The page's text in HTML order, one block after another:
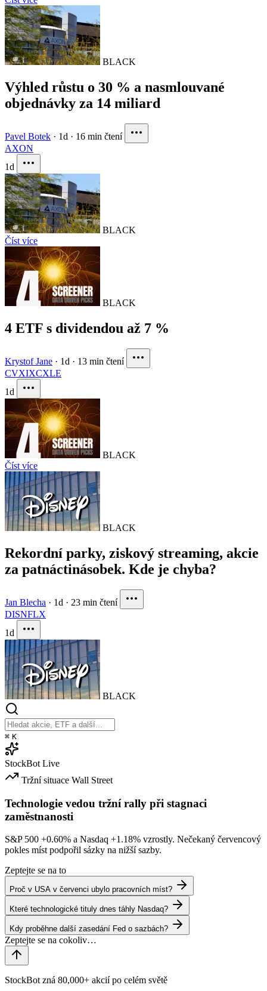
BLACK
Výhled růstu o 30 % a nasmlouvané
objednávky za 14 miliard
Pavel Botek · 1d · 16 min čtení
AXON
1d
BLACK
Číst více
BLACK
4 ETF s dividendou až 7 %
Krystof Jane · 1d · 13 min čtení
CVXIXCXLE
1d
BLACK
Číst více
BLACK
Rekordní parky, ziskový streaming, akcie
za patnáctinásobek. Kde je chyba?
Jan Blecha · 1d · 23 min čtení
DISNFLX
1d
BLACK
⌘ K
StockBot Live
Tržní situace Wall Street
Technologie vedou tržní rally při stagnaci
zaměstnanosti
S&P 500 +0.60% a Nasdaq +1.18% vzrostly. Nečekaný červencový
pokles míst podpořil sázky na nižší sazby.
Zeptejte se na to
Proč v USA v červenci ubylo pracovních míst?
Které technologické tituly dnes táhly Nasdaq?
Kdy proběhne další zasedání Fed o sazbách?
StockBot zná 80,000+ akcií po celém světě